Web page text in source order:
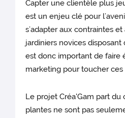
Capter une clientèle plus
est un enjeu clé pour
s’adapter aux contraintes
jardiniers novices disposant
est donc important de faire
marketing pour toucher
Le projet Créa'Gam part du
plantes ne sont pas